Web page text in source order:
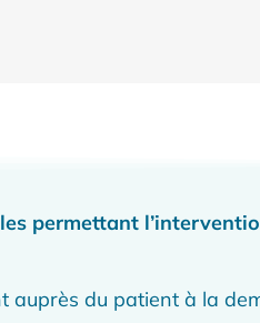
permettant
auprès du patient à la